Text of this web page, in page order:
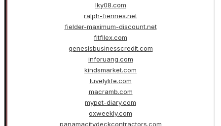
lky08.com
ralph-fiennes.net
fielder-maximum-discount.net
fitfllex.com
genesisbusinesscredit.com
inforuang.com
kindsmarket.com
luvelylife.com
macramb.com
mypet-diary.com
oxweekly.com
panamacitydeckcontractors.com